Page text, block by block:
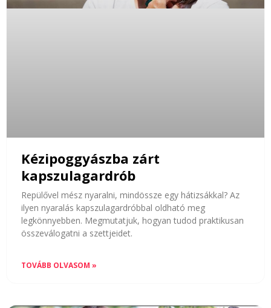
Kézipoggyászba zárt
kapszulagardrób
Repülővel mész nyaralni, mindössze egy hátizsákkal? Az
ilyen nyaralás kapszulagardróbbal oldható meg
legkönnyebben. Megmutatjuk, hogyan tudod praktikusan
összeválogatni a szettjeidet.
TOVÁBB OLVASOM »